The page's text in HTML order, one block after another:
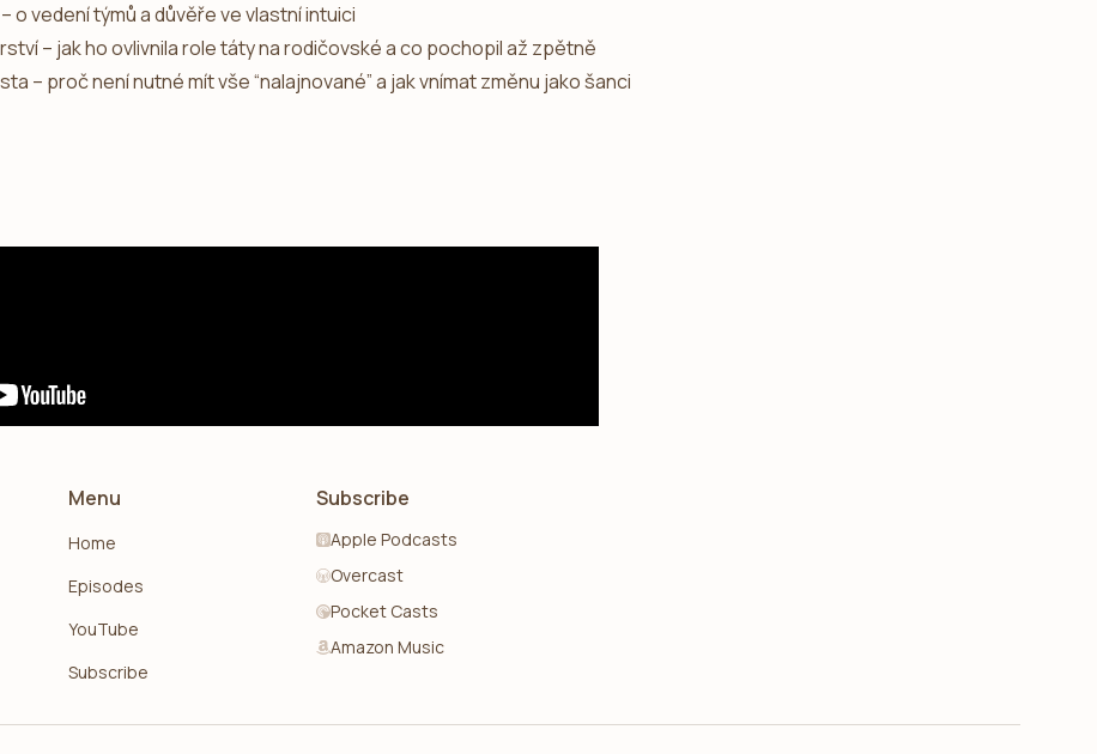
o vedení týmů a důvěře ve vlastní intuici
– jak ho ovlivnila role táty na rodičovské a co pochopil až zpětně
– proč není nutné mít vše “nalajnované” a jak vnímat změnu jako šanci
Menu
Home
Episodes
YouTube
Subscribe
Subscribe
Apple Podcasts
Overcast
Pocket Casts
Amazon Music